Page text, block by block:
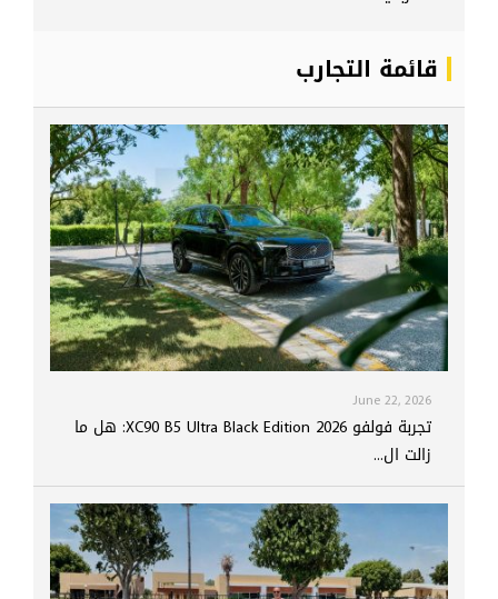
قائمة التجارب
June 22, 2026
تجربة فولفو XC90 B5 Ultra Black Edition 2026: هل ما
زالت ال...